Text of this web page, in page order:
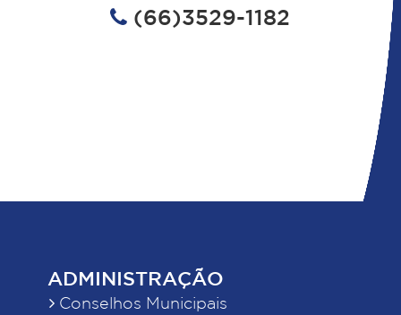
(66)3529-1182
ADMINISTRAÇÃO
Conselhos Municipais